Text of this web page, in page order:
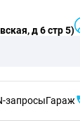
д 6 стр 5)
запросыГараж